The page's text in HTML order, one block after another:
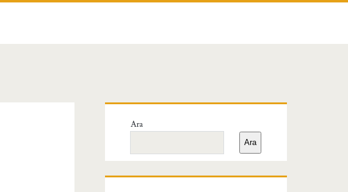
Birincil
Yan
Menü
Ara
Ara